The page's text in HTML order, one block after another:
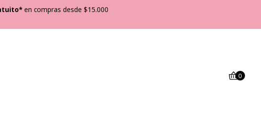
en compras desde $15.000
0